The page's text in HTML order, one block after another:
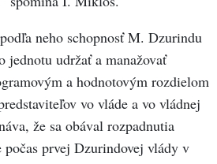
neho schopnosť M. Dzurindu
jednotu udržať a manažovať
a hodnotovým rozdielom
vo vláde a vo vládnej
že sa obával rozpadnutia
prvej Dzurindovej vlády v